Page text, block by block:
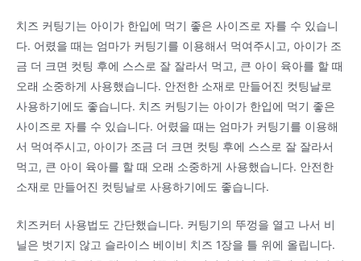
치즈 커팅기는 아이가 한입에 먹기 좋은 사이즈로 자를 수 있습니
다. 어렸을 때는 엄마가 커팅기를 이용해서 먹여주시고, 아이가 조
금 더 크면 컷팅 후에 스스로 잘 잘라서 먹고, 큰 아이 육아를 할 때
오래 소중하게 사용했습니다. 안전한 소재로 만들어진 컷팅날로
사용하기에도 좋습니다. 치즈 커팅기는 아이가 한입에 먹기 좋은
사이즈로 자를 수 있습니다. 어렸을 때는 엄마가 커팅기를 이용해
서 먹여주시고, 아이가 조금 더 크면 컷팅 후에 스스로 잘 잘라서
먹고, 큰 아이 육아를 할 때 오래 소중하게 사용했습니다. 안전한
소재로 만들어진 컷팅날로 사용하기에도 좋습니다.
치즈커터 사용법도 간단했습니다. 커팅기의 뚜껑을 열고 나서 비
닐은 벗기지 않고 슬라이스 베이비 치즈 1장을 틀 위에 올립니다.